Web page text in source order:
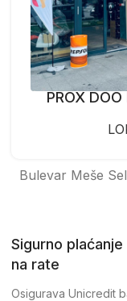
PROX
Bulevar Meše
Sigurno
na rate
Osigurava Unicredit